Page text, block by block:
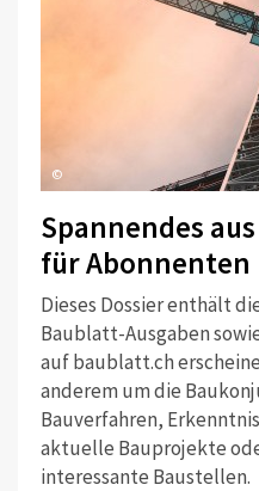
©
Spannendes
für Abonnenten
Dieses Dossier enthält
Baublatt-Ausgaben
auf baublatt.ch
anderem um die
Bauverfahren,
aktuelle Bauprojekte
interessante Baustellen.